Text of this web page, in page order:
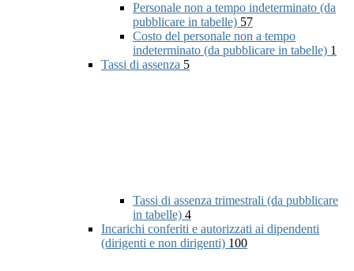
Personale non a tempo indeterminato (da
pubblicare in tabelle) 57
Costo del personale non a tempo
indeterminato (da pubblicare in tabelle) 1
Tassi di assenza 5
Tassi di assenza trimestrali (da pubblicare
in tabelle) 4
Incarichi conferiti e autorizzati ai dipendenti
(dirigenti e non dirigenti) 100